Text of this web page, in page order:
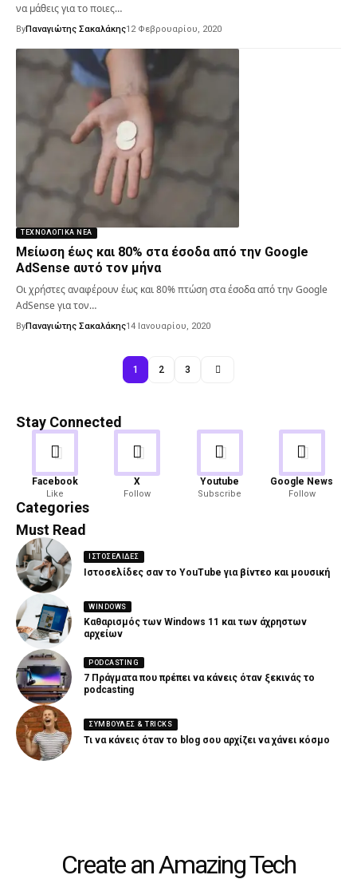
να μάθεις για το ποιες…
ByΠαναγιώτης Σακαλάκης12 Φεβρουαρίου, 2020
ΤΕΧΝΟΛΟΓΙΚΆ ΝΈΑ
Μείωση έως και 80% στα έσοδα από την Google
AdSense αυτό τον μήνα
Οι χρήστες αναφέρουν έως και 80% πτώση στα έσοδα από την Google
AdSense για τον…
ByΠαναγιώτης Σακαλάκης14 Ιανουαρίου, 2020
1 2 3
Stay Connected
Facebook
Like
X
Follow
Youtube
Subscribe
Google News
Follow
Categories
Android
82 Articles
Gaming
19 Articles
Must Read
ΙΣΤΟΣΕΛΊΔΕΣ
Ιστοσελίδες σαν το YouTube για βίντεο και μουσική
WINDOWS
Καθαρισμός των Windows 11 και των άχρηστων
αρχείων
PODCASTING
7 Πράγματα που πρέπει να κάνεις όταν ξεκινάς το
podcasting
ΣΥΜΒΟΥΛΈΣ & TRICKS
Τι να κάνεις όταν το blog σου αρχίζει να χάνει κόσμο
Create an Amazing Tech